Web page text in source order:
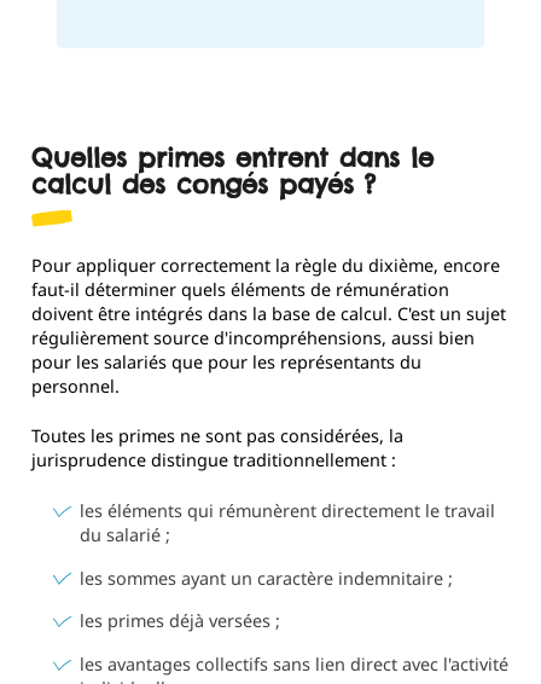
Quelles primes entrent dans le
calcul des congés payés ?
Pour appliquer correctement la règle du dixième, encore
faut-il déterminer quels éléments de rémunération
doivent être intégrés dans la base de calcul. C'est un sujet
régulièrement source d'incompréhensions, aussi bien
pour les salariés que pour les représentants du
personnel.
Toutes les primes ne sont pas considérées, la
jurisprudence distingue traditionnellement :
les éléments qui rémunèrent directement le travail
du salarié ;
les sommes ayant un caractère indemnitaire ;
les primes déjà versées ;
les avantages collectifs sans lien direct avec l'activité